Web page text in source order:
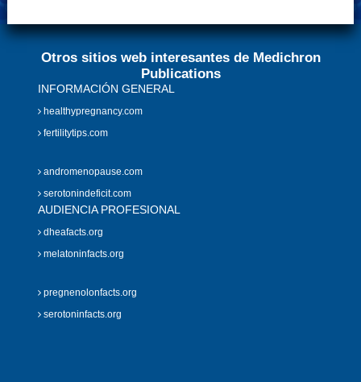
Otros sitios web interesantes de Medichron
Publications
INFORMACIÓN GENERAL
healthypregnancy.com
fertilitytips.com
andromenopause.com
serotonindeficit.com
AUDIENCIA PROFESIONAL
dheafacts.org
melatoninfacts.org
pregnenolonfacts.org
serotoninfacts.org